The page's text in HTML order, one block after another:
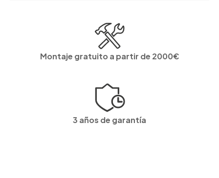
Montaje gratuito a partir de 2000€
3 años de garantía